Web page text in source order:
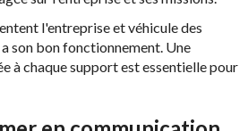
l'entreprise et véhicule des
son bon fonctionnement. Une
à chaque support est essentielle pour